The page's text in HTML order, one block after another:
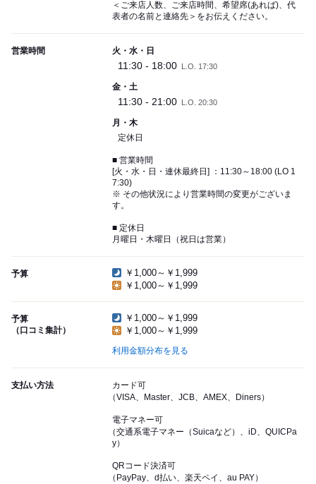
＜ご来店人数、ご来店時間、希望席(あれば)、代
表者の名前と連絡先＞をお伝えください。
営業時間 火・水・日
11:30 - 18:00 L.O. 17:30
金・土
11:30 - 21:00 L.O. 20:30
月・木
定休日
■ 営業時間
[火・水・日・連休最終日] ：11:30～18:00 (LO 1
7:30)
※ その他状況により営業時間の変更がございま
す。
■ 定休日
月曜日・木曜日（祝日は営業）
予算
￥1,000～￥1,999
￥1,000～￥1,999
予算
（口コミ集計）
￥1,000～￥1,999
￥1,000～￥1,999
利用金額分布を見る
支払い方法
カード可
（VISA、Master、JCB、AMEX、Diners）
電子マネー可
（交通系電子マネー（Suicaなど）、iD、QUICPa
y）
QRコード決済可
（PayPay、d払い、楽天ペイ、au PAY）